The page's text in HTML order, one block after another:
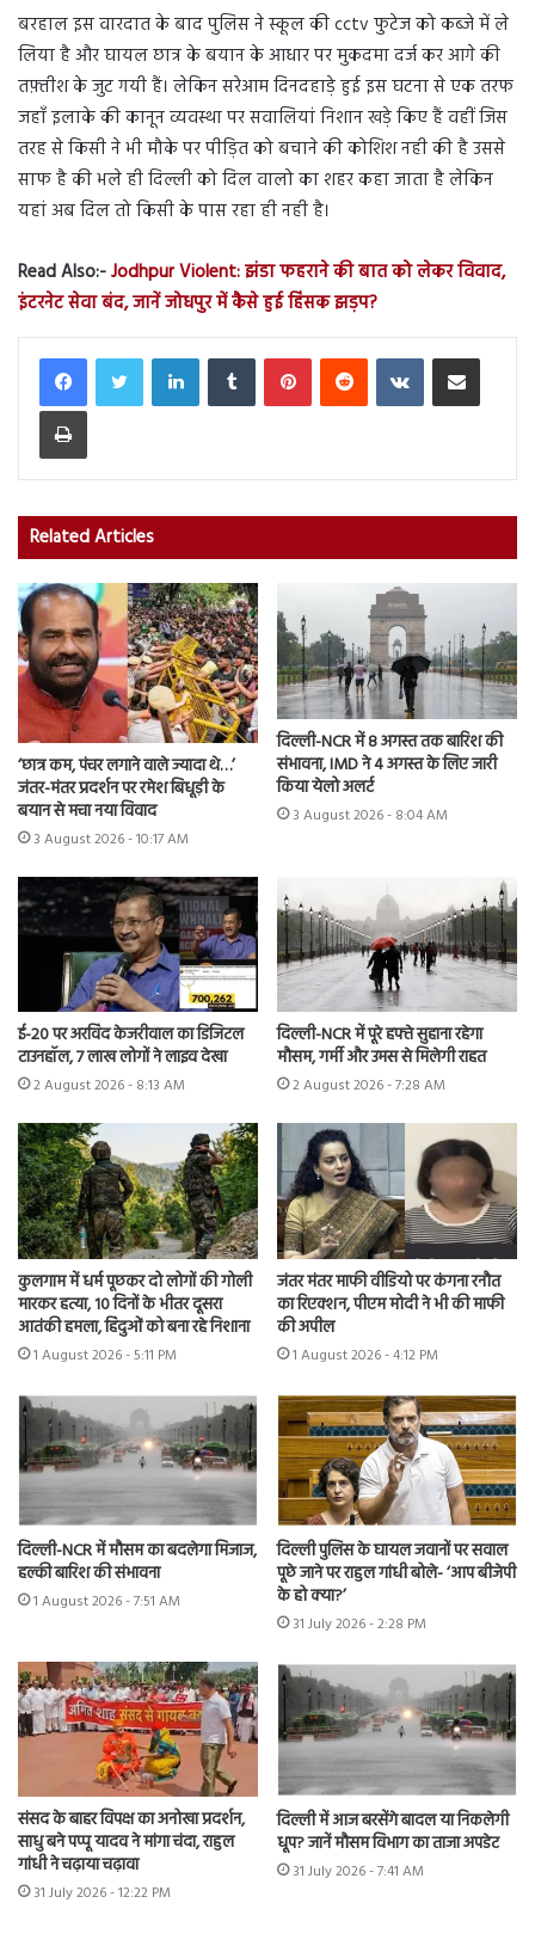
बरहाल इस वारदात के बाद पुलिस ने स्कूल की cctv फुटेज को कब्जे में ले
लिया है और घायल छात्र के बयान के आधार पर मुकदमा दर्ज कर आगे की
तफ़्तीश के जुट गयी हैं। लेकिन सरेआम दिनदहाड़े हुई इस घटना से एक तरफ
जहाँ इलाके की कानून व्यवस्था पर सवालियां निशान खड़े किए हैं वहीं जिस
तरह से किसी ने भी मौके पर पीड़ित को बचाने की कोशिश नही की है उससे
साफ है की भले ही दिल्ली को दिल वालो का शहर कहा जाता है लेकिन
यहां अब दिल तो किसी के पास रहा ही नही है।
Read Also:-Jodhpur Violent: झंडा फहराने की बात को लेकर विवाद,
इंटरनेट सेवा बंद, जानें जोधपुर में कैसे हुई हिंसक झड़प?
LinkedInTumblr PinterestReddit VKontakteShare via Email
Print
Related Articles
‘छात्र कम, पंचर लगाने वाले ज्यादा थे…’
जंतर-मंतर प्रदर्शन पर रमेश बिधूड़ी के
बयान से मचा नया विवाद
3 August 2026 - 10:17 AM
दिल्ली-NCR में 8 अगस्त तक बारिश की
संभावना, IMD ने 4 अगस्त के लिए जारी
किया येलो अलर्ट
3 August 2026 - 8:04 AM
ई-20 पर अरविंद केजरीवाल का डिजिटल
टाउनहॉल, 7 लाख लोगों ने लाइव देखा
2 August 2026 - 8:13 AM
दिल्ली-NCR में पूरे हफ्ते सुहाना रहेगा
मौसम, गर्मी और उमस से मिलेगी राहत
2 August 2026 - 7:28 AM
कुलगाम में धर्म पूछकर दो लोगों की गोली
मारकर हत्या, 10 दिनों के भीतर दूसरा
आतंकी हमला, हिंदुओं को बना रहे निशाना
1 August 2026 - 5:11 PM
जंतर मंतर माफी वीडियो पर कंगना रनौत
का रिएक्शन, पीएम मोदी ने भी की माफी
की अपील
1 August 2026 - 4:12 PM
दिल्ली-NCR में मौसम का बदलेगा मिजाज,
हल्की बारिश की संभावना
1 August 2026 - 7:51 AM
दिल्ली पुलिस के घायल जवानों पर सवाल
पूछे जाने पर राहुल गांधी बोले- ‘आप बीजेपी
के हो क्या?’
31 July 2026 - 2:28 PM
संसद के बाहर विपक्ष का अनोखा प्रदर्शन,
साधु बने पप्पू यादव ने मांगा चंदा, राहुल
गांधी ने चढ़ाया चढ़ावा
31 July 2026 - 12:22 PM
दिल्ली में आज बरसेंगे बादल या निकलेगी
धूप? जानें मौसम विभाग का ताजा अपडेट
31 July 2026 - 7:41 AM